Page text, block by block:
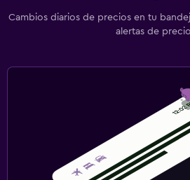
Cambios diarios de precios en tu
alertas de